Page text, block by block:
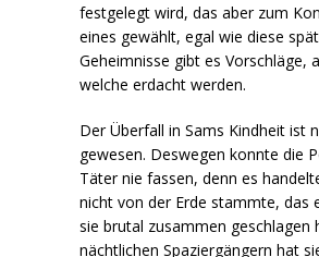
festgelegt wird, das aber zum
eines gewählt, egal wie diese
Geheimnisse gibt es Vorschläge,
welche erdacht werden.
Der Überfall in Sams Kindheit ist
gewesen. Deswegen konnte die
Täter nie fassen, denn es
nicht von der Erde stammte, das
sie brutal zusammen geschlagen
nächtlichen Spaziergängern hat